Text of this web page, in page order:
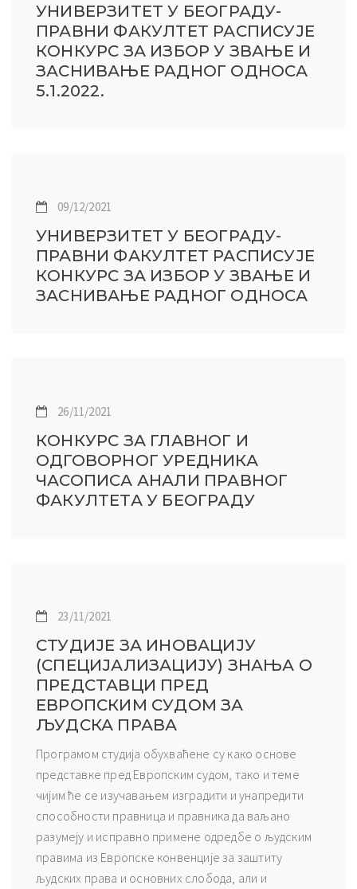
УНИВЕРЗИТЕТ У БЕОГРАДУ-
ПРАВНИ ФАКУЛТЕТ РАСПИСУЈЕ
КОНКУРС ЗА ИЗБОР У ЗВАЊЕ И
ЗАСНИВАЊЕ РАДНОГ ОДНОСА
5.1.2022.
09/12/2021
УНИВЕРЗИТЕТ У БЕОГРАДУ-
ПРАВНИ ФАКУЛТЕТ РАСПИСУЈЕ
КОНКУРС ЗА ИЗБОР У ЗВАЊЕ И
ЗАСНИВАЊЕ РАДНОГ ОДНОСА
26/11/2021
КОНКУРС ЗА ГЛАВНОГ И
ОДГОВОРНОГ УРЕДНИКА
ЧАСОПИСА АНАЛИ ПРАВНОГ
ФАКУЛТЕТА У БЕОГРАДУ
23/11/2021
СТУДИЈЕ ЗА ИНОВАЦИЈУ
(СПЕЦИЈАЛИЗАЦИЈУ) ЗНАЊА О
ПРЕДСТАВЦИ ПРЕД
ЕВРОПСКИМ СУДОМ ЗА
ЉУДСКА ПРАВА
Програмом студија обухваћене су како основе
представке пред Европским судом, тако и теме
чијим ће се изучавањем изградити и унапредити
способности правница и правника да ваљано
разумеју и исправно примене одредбе о људским
правима из Европске конвенције за заштиту
људских права и основних слобода, али и